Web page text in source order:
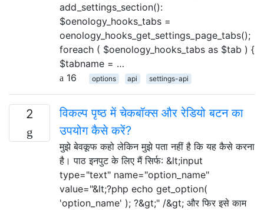
add_settings_section():
$oenology_hooks_tabs =
oenology_hooks_get_settings_page_tabs();
foreach ( $oenology_hooks_tabs as $tab ) {
$tabname = …
16
options api settings-api
2
विकल्प पृष्ठ में चेकबॉक्स और रेडियो बटन का
उपयोग कैसे करें?
मुझे बेवकूफ कहो लेकिन मुझे पता नहीं है कि यह कैसे करना
है। पाठ इनपुट के लिए मैं सिर्फ: &lt;input
type="text" name="option_name"
value="&lt;?php echo get_option(
'option_name' ); ?&gt;" /&gt; और फिर इसे काम